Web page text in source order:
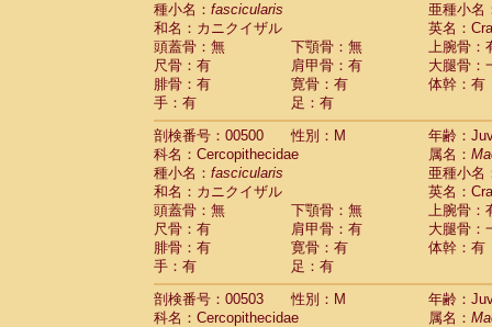
種小名： fascicularis
亜種小名
和名：カニクイザル
英名：
頭蓋骨：無
下顎骨：無
上腕骨：
尺骨：有
肩甲骨：有
大腿骨：
腓骨：有
寛骨：有
体幹：有
手：有
足：有
剖検番号：00500
性別：M
年齢：
科名：Cercopithecidae
属名：
種小名： fascicularis
亜種小名
和名：カニクイザル
英名：
頭蓋骨：無
下顎骨：無
上腕骨：
尺骨：有
肩甲骨：有
大腿骨：
腓骨：有
寛骨：有
体幹：有
手：有
足：有
剖検番号：00503
性別：M
年齢：
科名：Cercopithecidae
属名：